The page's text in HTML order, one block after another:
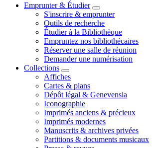
Emprunter & Étudier
S'inscrire & emprunter
Outils de recherche
Étudier à la Bibliothèque
Empruntez nos bibliothécaires
Réserver une salle de réunion
Demander une numérisation
Collections
Affiches
Cartes & plans
Dépôt légal & Genevensia
Iconographie
Imprimés anciens & précieux
Imprimés modernes
Manuscrits & archives privées
Partitions & documents musicaux